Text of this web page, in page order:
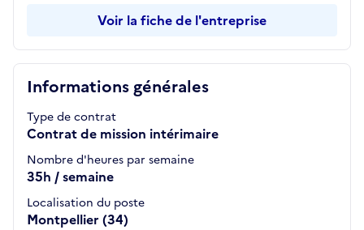
Informations générales
Type de contrat
Contrat de mission intérimaire
Nombre d'heures par semaine
35h / semaine
Localisation du poste
Montpellier (34)
Voir la fiche de l'entreprise